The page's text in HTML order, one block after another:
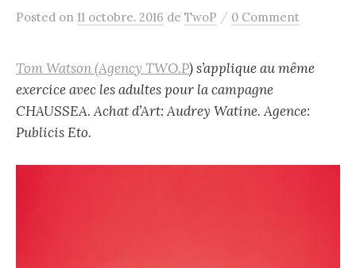
Posted on 11 octobre. 2016 de TwoP / 0 Comment
Tom Watson (Agency TWO.P) s’applique au même
exercice avec les adultes pour la campagne
CHAUSSEA. Achat d’Art: Audrey Watine. Agence:
Publicis Eto.